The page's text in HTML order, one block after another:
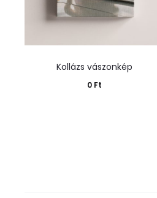
Kollázs vászonkép
0 Ft